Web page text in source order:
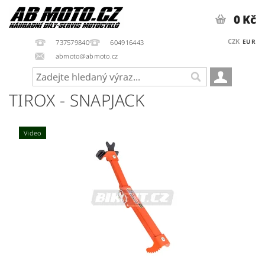
737579840
604916443
abmoto@abmoto.cz
CZK EUR
0 Kč
TIROX - SNAPJACK
Video